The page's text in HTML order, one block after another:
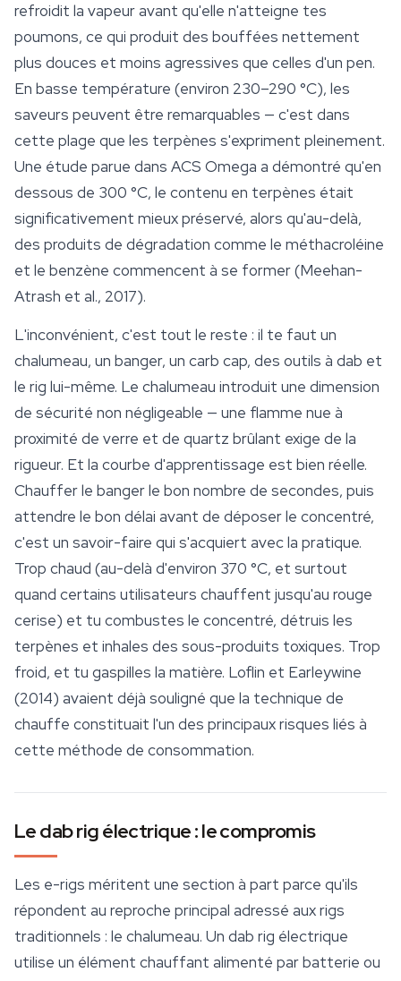
refroidit la vapeur avant qu'elle n'atteigne tes
poumons, ce qui produit des bouffées nettement
plus douces et moins agressives que celles d'un pen.
En basse température (environ 230–290 °C), les
saveurs peuvent être remarquables — c'est dans
cette plage que les terpènes s'expriment pleinement.
Une étude parue dans ACS Omega a démontré qu'en
dessous de 300 °C, le contenu en terpènes était
significativement mieux préservé, alors qu'au-delà,
des produits de dégradation comme le méthacroléine
et le benzène commencent à se former (Meehan-
Atrash et al., 2017).
L'inconvénient, c'est tout le reste : il te faut un
chalumeau, un banger, un carb cap, des outils à dab et
le rig lui-même. Le chalumeau introduit une dimension
de sécurité non négligeable — une flamme nue à
proximité de verre et de quartz brûlant exige de la
rigueur. Et la courbe d'apprentissage est bien réelle.
Chauffer le banger le bon nombre de secondes, puis
attendre le bon délai avant de déposer le concentré,
c'est un savoir-faire qui s'acquiert avec la pratique.
Trop chaud (au-delà d'environ 370 °C, et surtout
quand certains utilisateurs chauffent jusqu'au rouge
cerise) et tu combustes le concentré, détruis les
terpènes et inhales des sous-produits toxiques. Trop
froid, et tu gaspilles la matière. Loflin et Earleywine
(2014) avaient déjà souligné que la technique de
chauffe constituait l'un des principaux risques liés à
cette méthode de consommation.
Le dab rig électrique : le compromis
Les e-rigs méritent une section à part parce qu'ils
répondent au reproche principal adressé aux rigs
traditionnels : le chalumeau. Un dab rig électrique
utilise un élément chauffant alimenté par batterie ou